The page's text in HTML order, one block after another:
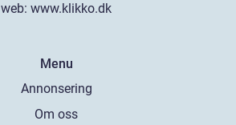
web: www.klikko.dk
Menu
Annonsering
Om oss